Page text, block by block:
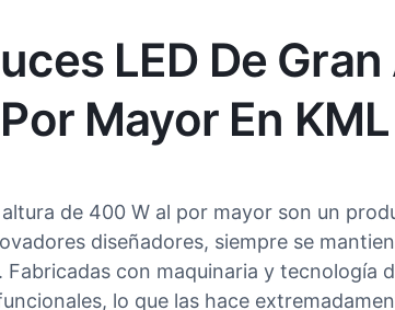
LED De
Mayor En KML
altura de 400 W al por mayor son un
diseñadores, siempre se
Fabricadas con maquinaria y tecnología
lo que las hace